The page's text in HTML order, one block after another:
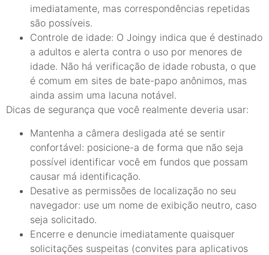
imediatamente, mas correspondências repetidas
são possíveis.
Controle de idade: O Joingy indica que é destinado
a adultos e alerta contra o uso por menores de
idade. Não há verificação de idade robusta, o que
é comum em sites de bate-papo anônimos, mas
ainda assim uma lacuna notável.
Dicas de segurança que você realmente deveria usar:
Mantenha a câmera desligada até se sentir
confortável: posicione-a de forma que não seja
possível identificar você em fundos que possam
causar má identificação.
Desative as permissões de localização no seu
navegador: use um nome de exibição neutro, caso
seja solicitado.
Encerre e denuncie imediatamente quaisquer
solicitações suspeitas (convites para aplicativos